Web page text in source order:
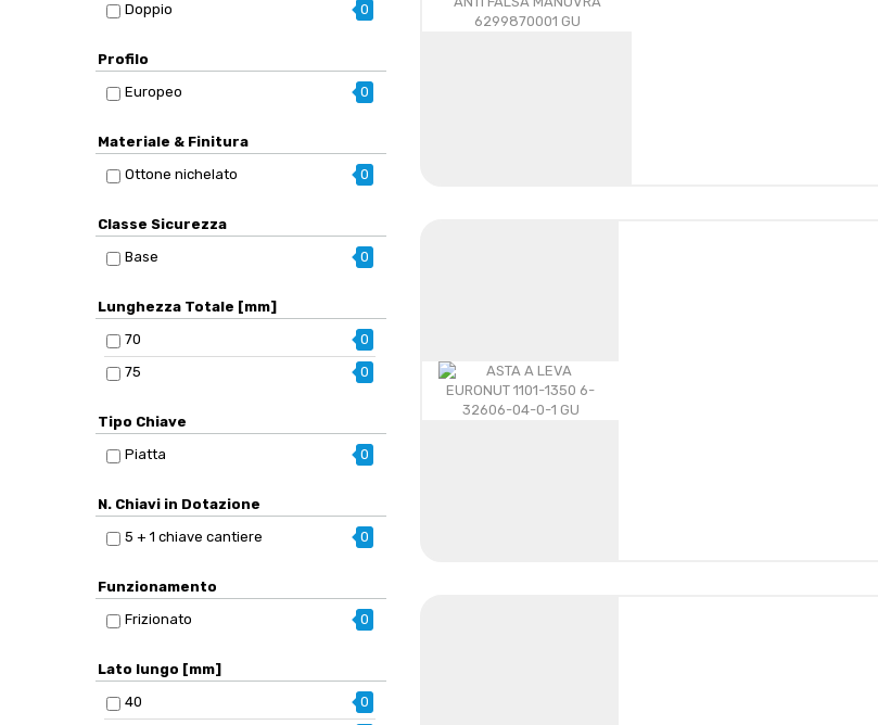
Doppio
0
Profilo
Europeo
0
Materiale & Finitura
Ottone nichelato
0
Classe Sicurezza
Base
0
Lunghezza Totale [mm]
70
0
75
0
Tipo Chiave
Piatta
0
N. Chiavi in Dotazione
5 + 1 chiave cantiere
0
Funzionamento
Frizionato
0
Lato lungo [mm]
40
0